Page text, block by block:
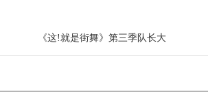
《这!就是街舞》第三季队长大